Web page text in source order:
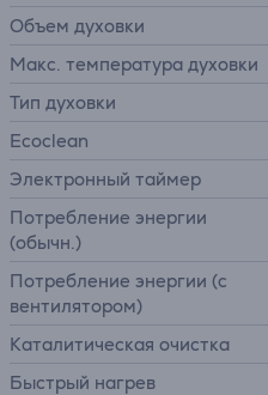
Объем духовки
Макс. температура духовки
Тип духовки
Ecoclean
Электронный таймер
Потребление энергии
(обычн.)
Потребление энергии (с
вентилятором)
Каталитическая очистка
Быстрый нагрев